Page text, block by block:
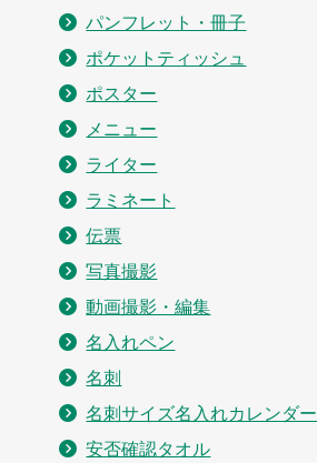
パンフレット・冊子
ポケットティッシュ
ポスター
メニュー
ライター
ラミネート
伝票
写真撮影
動画撮影・編集
名入れペン
名刺
名刺サイズ名入れカレンダー
安否確認タオル